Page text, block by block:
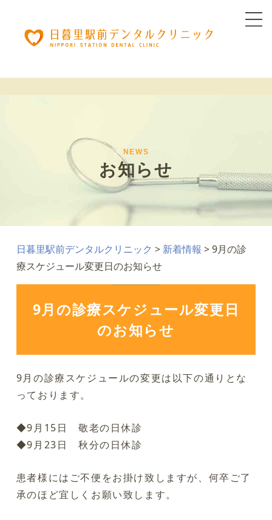
NEWS
お知らせ
日暮里駅前デンタルクリニック > 新着情報 >9月の診
療スケジュール変更日のお知らせ
9月の診療スケジュール変更日
のお知らせ
9月の診療スケジュールの変更は以下の通りとな
っております。
◆9月15日 敬老の日休診
◆9月23日 秋分の日休診
患者様にはご不便をお掛け致しますが、何卒ご了
承のほど宜しくお願い致します。